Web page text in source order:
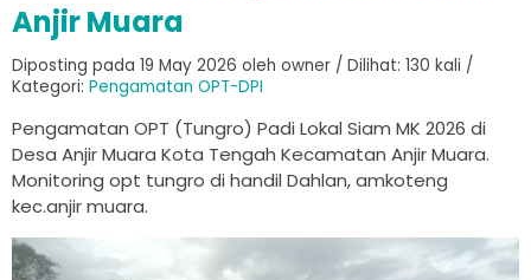
Anjir Muara
Diposting pada 19 May 2026 oleh owner / Dilihat: 130 kali /
Kategori: Pengamatan OPT-DPI
Pengamatan OPT (Tungro) Padi Lokal Siam MK 2026 di
Desa Anjir Muara Kota Tengah Kecamatan Anjir Muara.
Monitoring opt tungro di handil Dahlan, amkoteng
kec.anjir muara.